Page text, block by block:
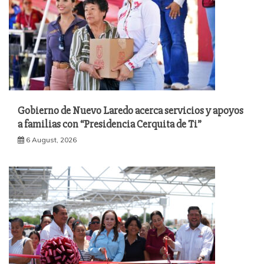
Gobierno de Nuevo Laredo acerca servicios y apoyos
a familias con “Presidencia Cerquita de Ti”
6 August, 2026